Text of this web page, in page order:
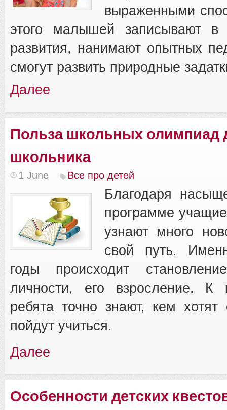
выраженными
этого малышей записывают в
развития, нанимают опытных
смогут развить природные
Далее
Польза школьных олимпиад
школьника
1 June Все про детей
Благодаря
программе
узнают много
свой путь.
годы происходит
личности, его взросление. К
ребята точно знают, кем хотят
пойдут учиться.
Далее
Особенности детских